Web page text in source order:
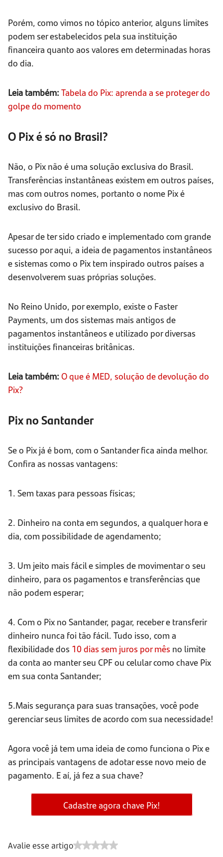
Porém, como vimos no tópico anterior, alguns limites
podem ser estabelecidos pela sua instituição
financeira quanto aos valores em determinadas horas
do dia.
Leia também: Tabela do Pix: aprenda a se proteger do
golpe do momento
O Pix é só no Brasil?
Não, o Pix não é uma solução exclusiva do Brasil.
Transferências instantâneas existem em outros países,
mas com outros nomes, portanto o nome Pix é
exclusivo do Brasil.
Apesar de ter sido criado e implementado com grande
sucesso por aqui, a ideia de pagamentos instantâneos
e sistemas como o Pix tem inspirado outros países a
desenvolverem suas próprias soluções.
No Reino Unido, por exemplo, existe o Faster
Payments, um dos sistemas mais antigos de
pagamentos instantâneos e utilizado por diversas
instituições financeiras britânicas.
Leia também: O que é MED, solução de devolução do
Pix?
Pix no Santander
Se o Pix já é bom, com o Santander fica ainda melhor.
Confira as nossas vantagens:
1. Sem taxas para pessoas físicas;
2. Dinheiro na conta em segundos, a qualquer hora e
dia, com possibilidade de agendamento;
3. Um jeito mais fácil e simples de movimentar o seu
dinheiro, para os pagamentos e transferências que
não podem esperar;
4. Com o Pix no Santander, pagar, receber e transferir
dinheiro nunca foi tão fácil. Tudo isso, com a
flexibilidade dos 10 dias sem juros por mês no limite
da conta ao manter seu CPF ou celular como chave Pix
em sua conta Santander;
5.Mais segurança para suas transações, você pode
gerenciar seus limites de acordo com sua necessidade!
Agora você já tem uma ideia de como funciona o Pix e
as principais vantagens de adotar esse novo meio de
pagamento. E aí, já fez a sua chave?
Cadastre agora chave Pix!
Avalie esse artigo